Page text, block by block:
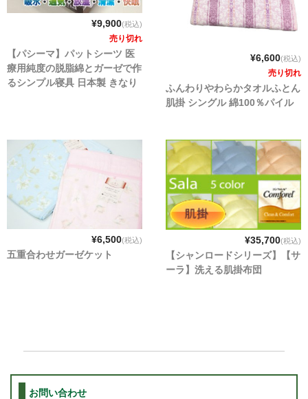
¥9,900(税込)
売り切れ
【パシーマ】パットシーツ 医
療用純度の脱脂綿とガーゼで作
るシンプル寝具 日本製 きなり
¥6,600(税込)
売り切れ
ふんわりやわらかタオルふとん
肌掛 シングル 綿100％パイル
¥6,500(税込)
五重合わせガーゼケット
¥35,700(税込)
【シャンロードシリーズ】【サ
ーラ】洗える肌掛布団
お問い合わせ